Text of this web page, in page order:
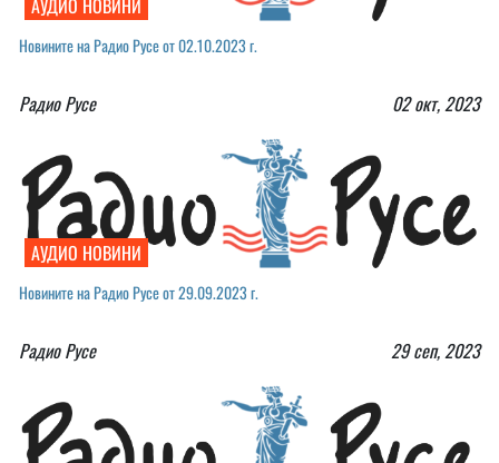
Новините на Радио Русе от 02.10.2023 г.
Радио Русе 02 окт, 2023
АУДИО НОВИНИ
Новините на Радио Русе от 29.09.2023 г.￼
Радио Русе 29 сеп, 2023